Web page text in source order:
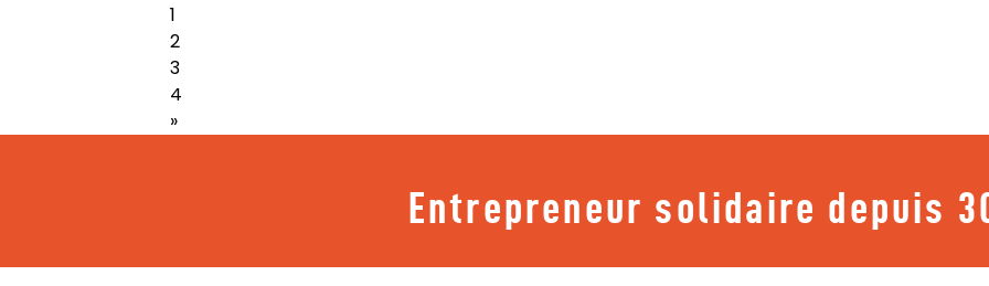
1
2
3
4
»
Entrepreneur solidaire depuis